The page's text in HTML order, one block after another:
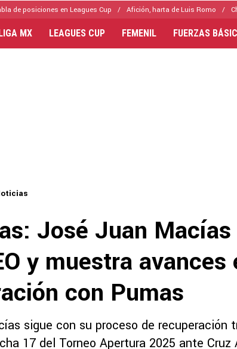
de posiciones en Leagues Cup Afición, harta de Luis Romo
MX LEAGUES CUP FEMENIL FUERZAS
José Juan
y muestra avances
con Pumas
sigue con su proceso de recuperación
17 del Torneo Apertura 2025 ante Cruz